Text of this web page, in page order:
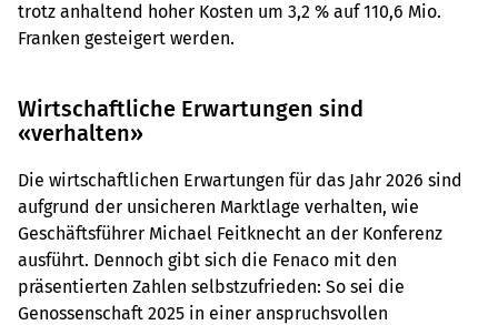
trotz anhaltend hoher Kosten um 3,2 % auf 110,6 Mio.
Franken gesteigert werden.
Wirtschaftliche Erwartungen sind
«verhalten»
Die wirtschaftlichen Erwartungen für das Jahr 2026 sind
aufgrund der unsicheren Marktlage verhalten, wie
Geschäftsführer Michael Feitknecht an der Konferenz
ausführt. Dennoch gibt sich die Fenaco mit den
präsentierten Zahlen selbstzufrieden: So sei die
Genossenschaft 2025 in einer anspruchsvollen